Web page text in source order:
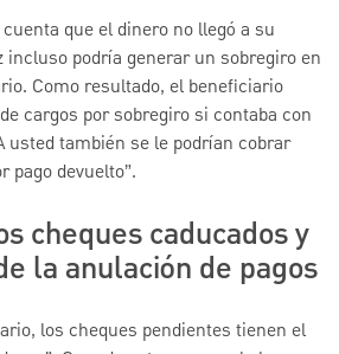
que el dinero no llegó a su
incluso podría generar un sobregiro en
Como resultado, el beneficiario
cargos por sobregiro si contaba con
usted también se le podrían cobrar
pago devuelto”.
cheques caducados y
la anulación de pagos
los cheques pendientes tienen el